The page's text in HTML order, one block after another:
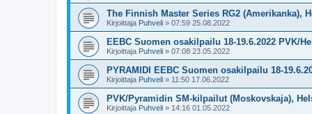
The Finnish Master Series RG2 (Amerikanka),
Kirjoittaja Puhveli » 07:59 25.08.2022
EEBC Suomen osakilpailu 18-19.6.2022 PVK/
Kirjoittaja Puhveli » 07:08 23.05.2022
PYRAMIDI EEBC Suomen osakilpailu 18-
Kirjoittaja Puhveli » 11:50 17.06.2022
PVK/Pyramidin SM-kilpailut (Moskovskaja),
Kirjoittaja Puhveli » 14:16 01.05.2022